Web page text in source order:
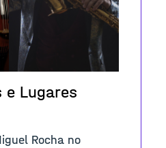
e Lugares
Rocha no